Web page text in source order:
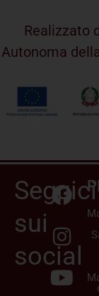
Realizzato
Autonoma
Seguici
sui
social